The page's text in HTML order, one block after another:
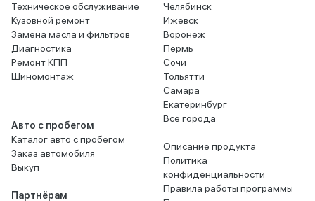
Техническое обслуживание
Кузовной ремонт
Замена масла и фильтров
Диагностика
Ремонт КПП
Шиномонтаж
Авто с пробегом
Каталог авто с пробегом
Заказ автомобиля
Выкуп
Партнёрам
Челябинск
Ижевск
Воронеж
Пермь
Сочи
Тольятти
Самара
Екатеринбург
Все города
Описание продукта
Политика
конфиденциальности
Правила работы программы